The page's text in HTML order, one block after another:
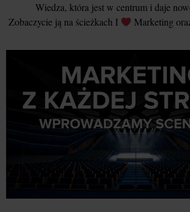
Wiedza, która jest w centrum i daje
Zobaczycie ją na ścieżkach I
Marketing